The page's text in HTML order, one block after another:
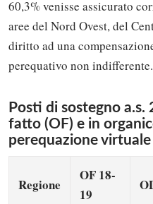
60,3% venisse assicurato
aree del Nord Ovest, del
diritto ad una
perequativo non indifferente.
Posti di sostegno
fatto (OF) e in
perequazione virtuale
Regione
OF 18-
19